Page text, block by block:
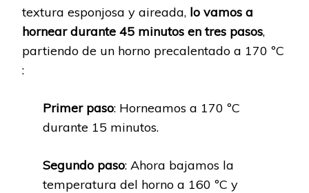
textura esponjosa y aireada, lo vamos a
hornear durante 45 minutos en tres pasos,
partiendo de un horno precalentado a 170 ºC
:
Primer paso: Horneamos a 170 ºC
durante 15 minutos.
Segundo paso: Ahora bajamos la
temperatura del horno a 160 ºC y